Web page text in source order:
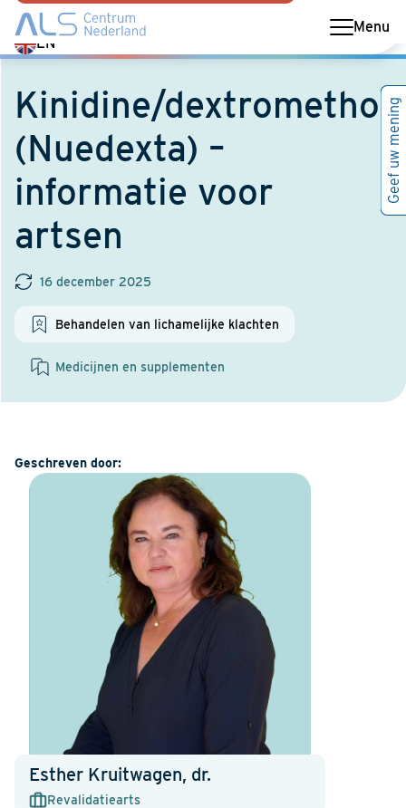
Menu
EN
Switch
language
English
Kinidine/
(Nuedexta) –
informatie voor
artsen
16 december 2025
Behandelen van lichamelijke klachten
Medicijnen en supplementen
Geschreven door:
Esther Kruitwagen, dr.
Revalidatiearts
Geef uw mening